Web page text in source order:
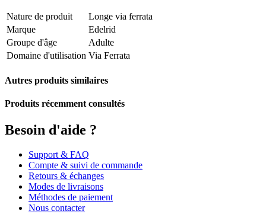
Nature de produit
Longe via ferrata
Marque
Edelrid
Groupe d'âge
Adulte
Domaine d'utilisation Via Ferrata
Autres produits similaires
Produits récemment consultés
Besoin d'aide ?
Support & FAQ
Compte & suivi de commande
Retours & échanges
Modes de livraisons
Méthodes de paiement
Nous contacter